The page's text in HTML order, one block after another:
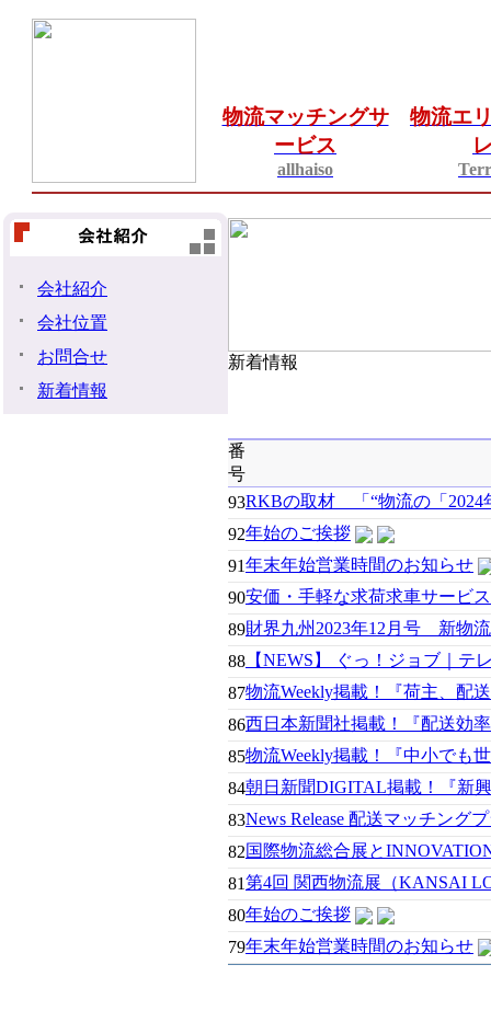
物流マッチングサ
ービス
allhaiso
物流エ
会社紹介
会社位置
お問合せ
新着情報
新着情報
番
号
93RKBの取材 「“物流の「2024
92年始のご挨拶
91年末年始営業時間のお知らせ
90安価・手軽な求荷求車サービ
89財界九州2023年12月号 新物
88 【NEWS】 ぐっ！ジョブ｜
87物流Weekly掲載！『荷主、配
86西日本新聞社掲載！『配送効
85物流Weekly掲載！『中小でも
84朝日新聞DIGITAL掲載！『新
83News Release 配送マッチング
82国際物流総合展と
81第4回 関西物流展（KANSAI
80年始のご挨拶
79年末年始営業時間のお知らせ